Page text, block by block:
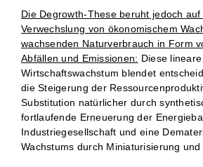
Die Degrowth-These beruht jedoch
Verwechslung von ökonomischem
wachsenden Naturverbrauch in Form
Abfällen und Emissionen: Diese
Wirtschaftswachstum blendet
die Steigerung der
Substitution natürlicher durch
fortlaufende Erneuerung der
Industriegesellschaft und eine
Wachstums durch Miniaturisierung und